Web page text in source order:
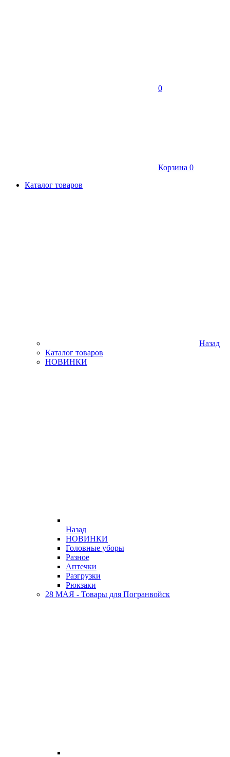
0
Корзина 0
Каталог товаров
Назад
Каталог товаров
НОВИНКИ
Назад
НОВИНКИ
Головные уборы
Разное
Аптечки
Разгрузки
Рюкзаки
28 МАЯ - Товары для Погранвойск